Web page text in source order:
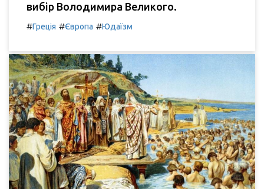
вибір Володимира Великого.
#Греція #Європа #Юдаїзм